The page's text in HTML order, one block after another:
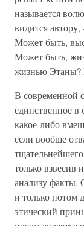
называется
видится
Может быть,
Может быть,
жизнью Этаны?
В современной
единственное в
какое-либо
если вообще
только взвесив
анализу факты.
и только потом
этический